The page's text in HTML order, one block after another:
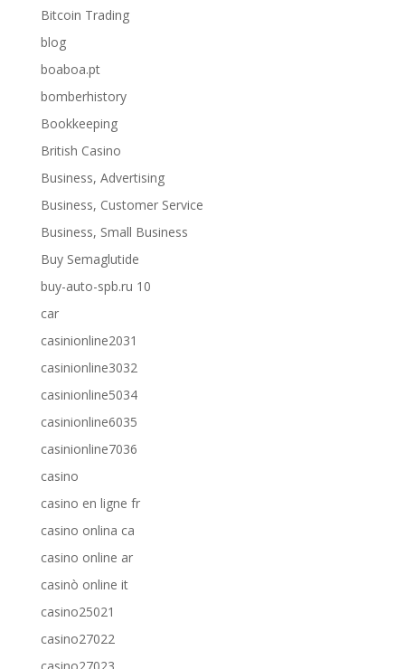
Bitcoin Trading
blog
boaboa.pt
bomberhistory
Bookkeeping
British Casino
Business, Advertising
Business, Customer Service
Business, Small Business
Buy Semaglutide
buy-auto-spb.ru 10
car
casinionline2031
casinionline3032
casinionline5034
casinionline6035
casinionline7036
casino
casino en ligne fr
casino onlina ca
casino online ar
casinò online it
casino25021
casino27022